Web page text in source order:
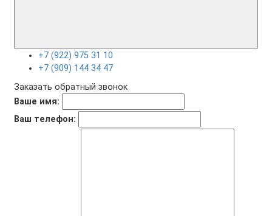
+7 (922) 975 31 10
+7 (909) 144 34 47
Заказать обратный звонок
Ваше имя:
Ваш телефон: